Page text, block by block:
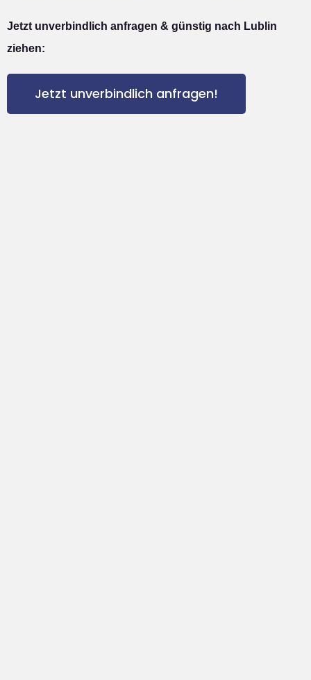
Jetzt unverbindlich anfragen & günstig nach Lublin
ziehen:
Jetzt unverbindlich anfragen!